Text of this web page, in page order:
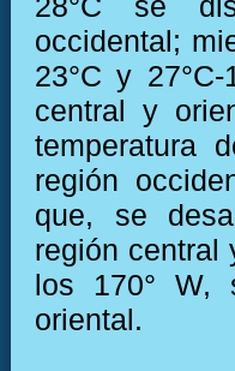
occidental;
23°C y
central y
temperatura
región
que, se
región central
los 170° W,
oriental.